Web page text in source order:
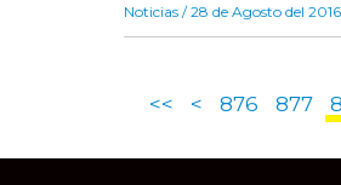
Noticias / 28 de Agosto del
<< < 876 877